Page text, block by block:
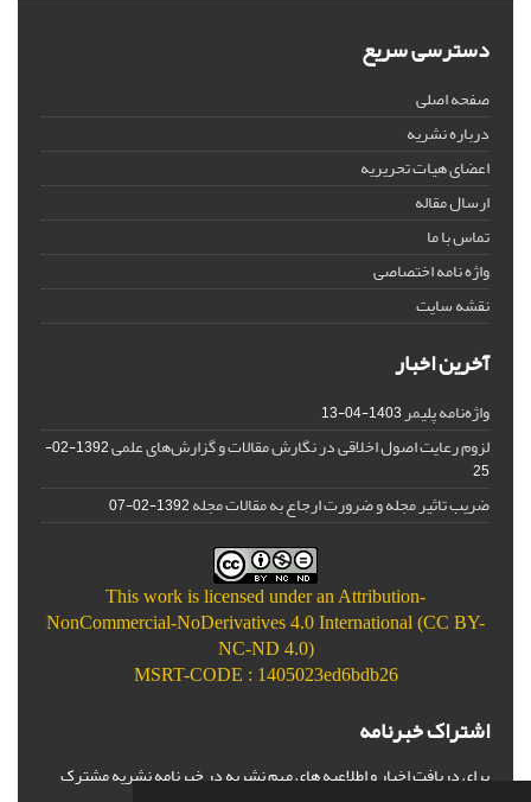
دسترسی سریع
صفحه اصلی
درباره نشریه
اعضای هیات تحریریه
ارسال مقاله
تماس با ما
واژه نامه اختصاصی
نقشه سایت
آخرین اخبار
واژه‌نامه پلیمر1403-04-13
لزوم رعایت اصول اخلاقی در نگارش مقالات و گزارش‌‌های علمی
1392-02-
25
ضریب تاثیر مجله و ضرورت ارجاع به مقالات مجله1392-02-07
This work is licensed under an Attribution-
NonCommercial-NoDerivatives 4.0 International (CC BY-
NC-ND 4.0)
MSRT-CODE : 1405023ed6bdb26
اشتراک خبرنامه
برای دریافت اخبار و اطلاعیه های مهم نشریه در خبرنامه نشریه مشترک